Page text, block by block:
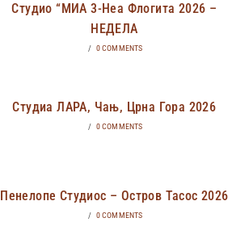
Студио “МИА 3-Неа Флогита 2026 –
НЕДЕЛА
/ 0 COMMENTS
Студиа ЛАРА, Чањ, Црна Гора 2026
/ 0 COMMENTS
Пенелопе Студиос – Остров Тасос 2026
/ 0 COMMENTS